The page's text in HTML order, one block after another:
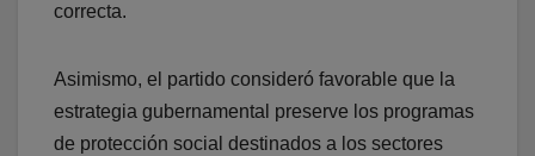
correcta.
Asimismo, el partido consideró favorable que la
estrategia gubernamental preserve los programas
de protección social destinados a los sectores